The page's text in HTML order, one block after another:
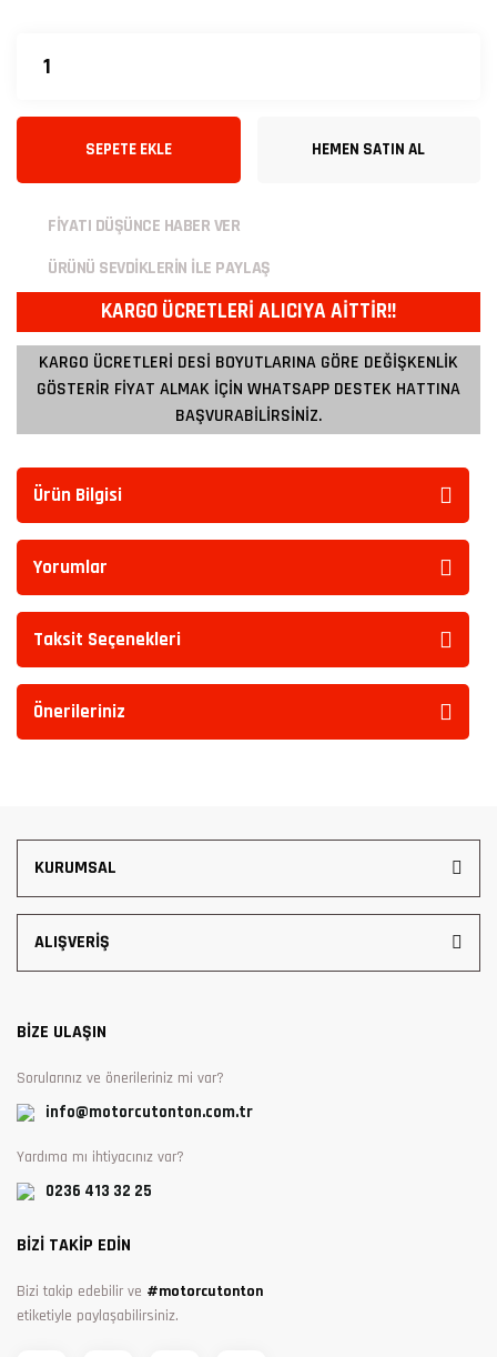
SEPETE EKLE HEMEN SATIN AL
FİYATI DÜŞÜNCE HABER VER
ÜRÜNÜ SEVDİKLERİN İLE PAYLAŞ
KARGO ÜCRETLERİ ALICIYA AİTTİR!!
KARGO ÜCRETLERİ DESİ BOYUTLARINA GÖRE DEĞİŞKENLİK
GÖSTERİR FİYAT ALMAK İÇİN WHATSAPP DESTEK HATTINA
BAŞVURABİLİRSİNİZ.
Ürün Bilgisi
Yorumlar
Taksit Seçenekleri
Önerileriniz
KURUMSAL
ALIŞVERİŞ
BİZE ULAŞIN
Sorularınız ve önerileriniz mi var?
info@motorcutonton.com.tr
Yardıma mı ihtiyacınız var?
0236 413 32 25
BİZİ TAKİP EDİN
Bizi takip edebilir ve #motorcutonton
etiketiyle paylaşabilirsiniz.